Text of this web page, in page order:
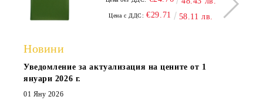
Цена с ДДС: €29.71 58.11 лв.
Новини
Уведомление за актуализация на цените от 1
януари 2026 г.
01 Яну 2026